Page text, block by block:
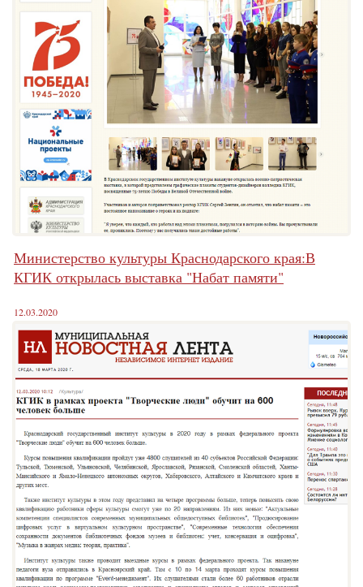
Министерство культуры Краснодарского края:В
КГИК открылась выставка "Набат памяти"
12.03.2020